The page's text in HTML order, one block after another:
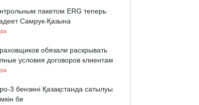
пакетом ERG теперь
Самрук-Қазына
обязали раскрывать
условия договоров клиентам
3 бензині Қазақстанда сатылуы
бе